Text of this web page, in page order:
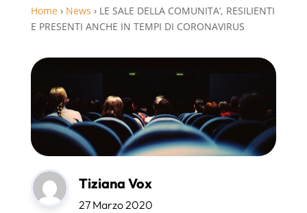
Home › News › LE SALE DELLA COMUNITA’, RESILIENTI
E PRESENTI ANCHE IN TEMPI DI CORONAVIRUS
Tiziana Vox
27 Marzo 2020